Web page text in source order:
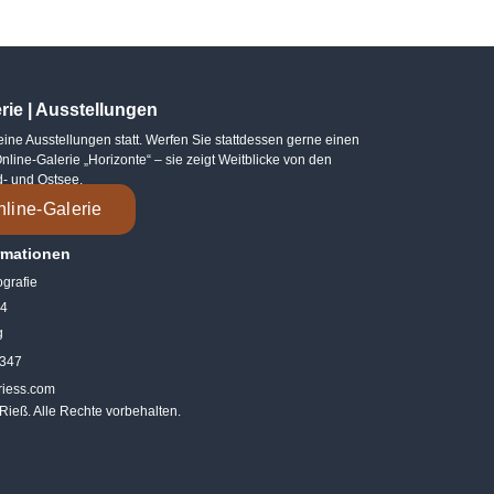
| Ausstellungen
Ausstellungen statt. Werfen Sie stattdessen gerne einen
Galerie „Horizonte“ – sie zeigt Weitblicke von den
und Ostsee.
Galerie
Alle Rechte vorbehalten.